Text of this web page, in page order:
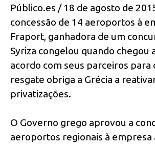
Público.es / 18 de agosto de
concessão de 14 aeroportos à
Fraport, ganhadora de um
Syriza congelou quando chegou
acordo com seus parceiros para
resgate obriga a Grécia a
privatizações.
O Governo grego aprovou a
aeroportos regionais à empresa